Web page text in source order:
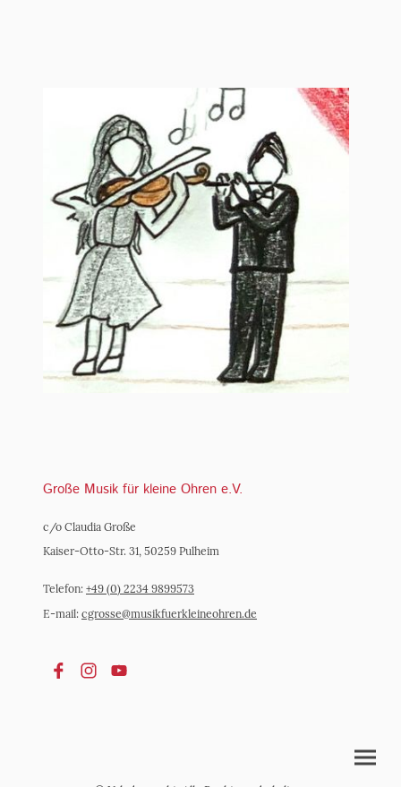
Große Musik für kleine Ohren e.V.
c/o Claudia Große
Kaiser-Otto-Str. 31, 50259 Pulheim
Telefon: +49 (0) 2234 9899573
E-mail: cgrosse@musikfuerkleineohren.de